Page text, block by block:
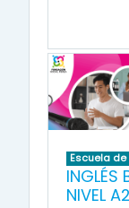
Escuela
INGLÉS
NIVEL